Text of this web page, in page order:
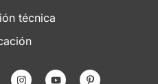
técnica